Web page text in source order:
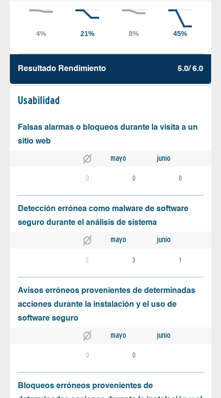
Resultado Rendimiento 5.0/ 6.0
Usabilidad
Falsas alarmas o bloqueos durante la visita a un
sitio web
mayo junio
0 0 0
Detección errónea como malware de software
seguro durante el análisis de sistema
mayo junio
2 3 1
Avisos erróneos provenientes de determinadas
acciones durante la instalación y el uso de
software seguro
mayo junio
0 0
Bloqueos erróneos provenientes de